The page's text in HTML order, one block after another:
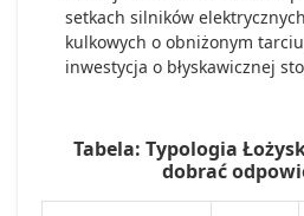
setkach silników
kulkowych o obniżonym
inwestycja o błyskawicznej
Tabela: Typologia
dobrać